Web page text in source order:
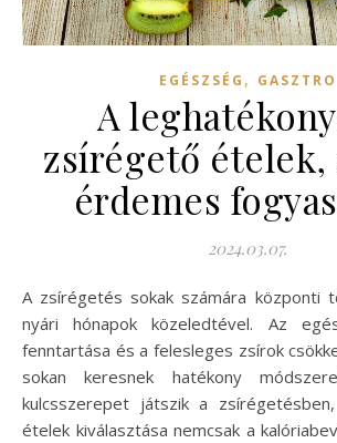
EGÉSZSÉG , GASZTRO
A
zsírégető
érdemes
2024.03.07.
A zsírégetés sokak számára központi téma, különösen a
nyári hónapok közeledtével. Az
fenntartása és a felesleges zsírok
sokan keresnek hatékony
kulcsszerepet játszik a
ételek kiválasztása nemcsak a